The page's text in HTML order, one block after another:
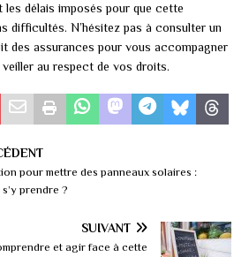
délais imposés pour que cette
difficultés. N’hésitez pas à consulter un
des assurances pour vous accompagner
au respect de vos droits.
pour mettre des panneaux solaires :
prendre ?
SUIVANT
et agir face à cette